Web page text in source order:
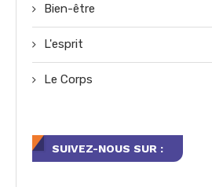
Bien-être
L'esprit
Le Corps
SUIVEZ-NOUS SUR :